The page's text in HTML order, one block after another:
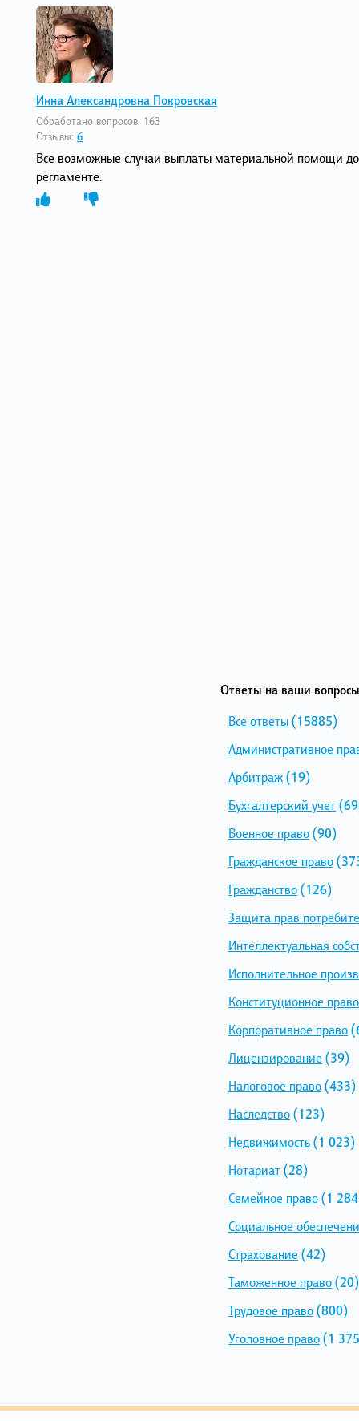
Инна Александровна Покровская
Обработано вопросов: 163
Отзывы: 6
Все возможные случаи выплаты материальной помощи
регламенте.
Ответы на ваши
Все ответы(15885)
Административное
Арбитраж(19)
Бухгалтерский учет
Военное право(90)
Гражданское право
Гражданство(126)
Защита прав
Интеллектуальная
Исполнительное
Конституционное право
Корпоративное право
Лицензирование (39)
Налоговое право(433)
Наследство(123)
Недвижимость(1 023)
Нотариат(28)
Семейное право(1
Социальное
Страхование (42)
Таможенное право(20)
Трудовое право(800)
Уголовное право(1